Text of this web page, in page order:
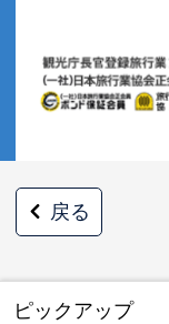
戻る
ピックアップ